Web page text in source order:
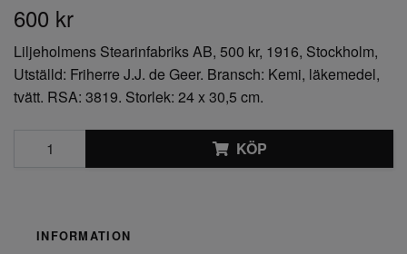
600 kr
Liljeholmens Stearinfabriks AB, 500 kr, 1916, Stockholm,
Utställd: Friherre J.J. de Geer. Bransch: Kemi, läkemedel,
tvätt. RSA: 3819. Storlek: 24 x 30,5 cm.
KÖP
INFORMATION